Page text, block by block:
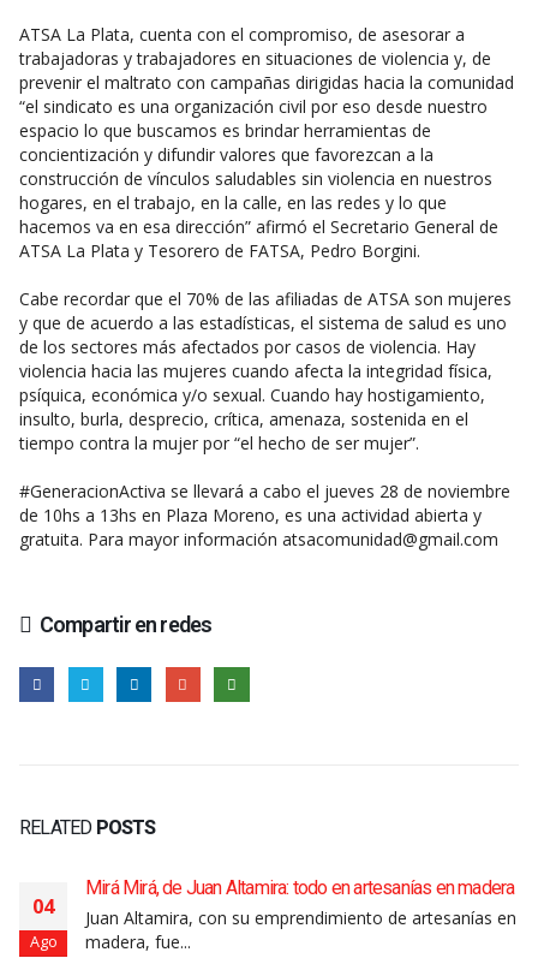
ATSA La Plata, cuenta con el compromiso, de asesorar a
trabajadoras y trabajadores en situaciones de violencia y, de
prevenir el maltrato con campañas dirigidas hacia la comunidad
“el sindicato es una organización civil por eso desde nuestro
espacio lo que buscamos es brindar herramientas de
concientización y difundir valores que favorezcan a la
construcción de vínculos saludables sin violencia en nuestros
hogares, en el trabajo, en la calle, en las redes y lo que
hacemos va en esa dirección” afirmó el Secretario General de
ATSA La Plata y Tesorero de FATSA, Pedro Borgini.
Cabe recordar que el 70% de las afiliadas de ATSA son mujeres
y que de acuerdo a las estadísticas, el sistema de salud es uno
de los sectores más afectados por casos de violencia. Hay
violencia hacia las mujeres cuando afecta la integridad física,
psíquica, económica y/o sexual. Cuando hay hostigamiento,
insulto, burla, desprecio, crítica, amenaza, sostenida en el
tiempo contra la mujer por “el hecho de ser mujer”.
#GeneracionActiva se llevará a cabo el jueves 28 de noviembre
de 10hs a 13hs en Plaza Moreno, es una actividad abierta y
gratuita. Para mayor información atsacomunidad@gmail.com
Compartir en redes
RELATED POSTS
04
Ago
Mirá Mirá, de Juan Altamira: todo en artesanías en madera
Juan Altamira, con su emprendimiento de artesanías en
madera, fue...